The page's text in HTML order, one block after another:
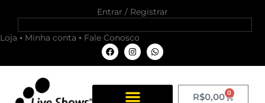
Entrar / Registrar
Loja Minha conta Fale Conosco
R$0,00 0